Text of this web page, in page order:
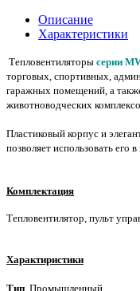
Описание
Характеристики
Тепловентиляторы серии
торговых, спортивных,
гаражных помещений, а
животноводческих
Пластиковый корпус и
позволяет использовать его
Комплектация
Тепловентилятор, пульт
Характиристики
Тип Промышленный